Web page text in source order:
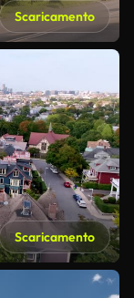
Scaricamento
Scaricamento